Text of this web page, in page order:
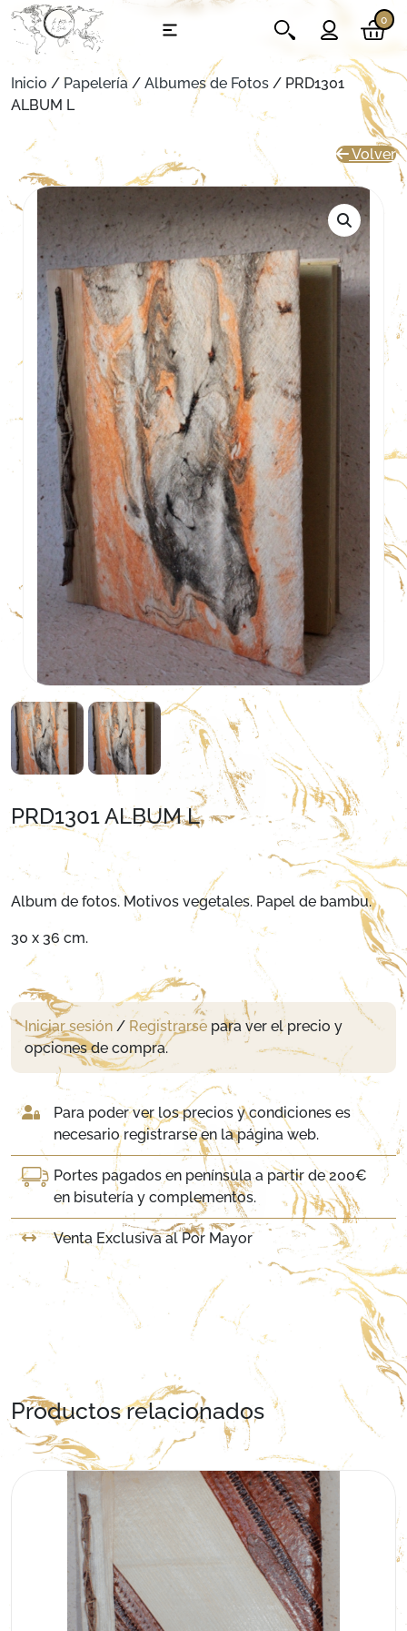
0
Inicio / Papelería / Albumes de Fotos / PRD1301
ALBUM L
Volver
PRD1301 ALBUM L
Album de fotos. Motivos vegetales. Papel de bambu.
30 x 36 cm.
Iniciar sesión / Registrarse para ver el precio y
opciones de compra.
Para poder ver los precios y condiciones es
necesario registrarse en la página web.
Portes pagados en península a partir de 200€
en bisutería y complementos.
Venta Exclusiva al Por Mayor
Productos relacionados